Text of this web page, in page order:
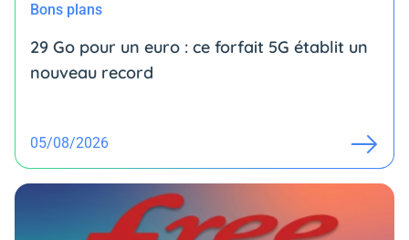
Bons plans
29 Go pour un euro : ce forfait 5G établit un
nouveau record
05/08/2026